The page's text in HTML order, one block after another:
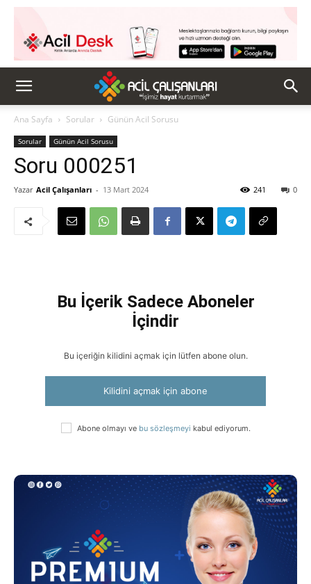
Ana Sayfa Sorular Günün Acil Sorusu
Sorular Günün Acil Sorusu
Soru 000251
Yazar Acil Çalışanları - 13 Mart 2024 0
241
Bu İçerik Sadece Aboneler
İçindir
Bu içeriğin kilidini açmak için lütfen abone olun.
Kilidini açmak için abone
Abone olmayı ve bu sözleşmeyi kabul ediyorum.